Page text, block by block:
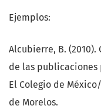
Ejemplos:
Alcubierre, B.
de las publicaciones
El Colegio de
de Morelos.